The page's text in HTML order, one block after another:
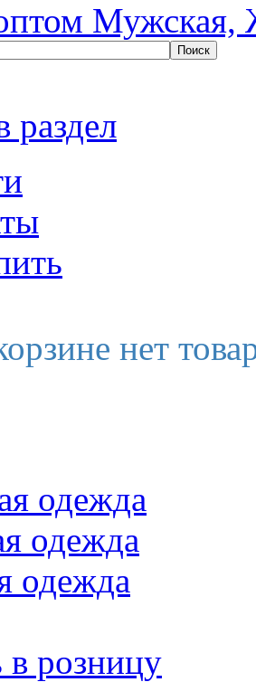
Мужская,
раздел
нет
одежда
одежда
одежда
в розницу